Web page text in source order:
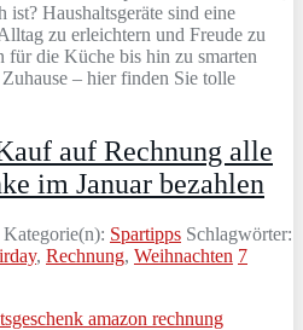
Haushaltsgeräte sind eine
zu erleichtern und Freude zu
für die Küche bis hin zu smarten
– hier finden Sie tolle
auf Rechnung alle
im Januar bezahlen
Kategorie(n): Spartipps Schlagwörter:
, Rechnung, Weihnachten 7